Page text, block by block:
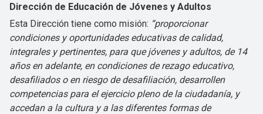
Dirección de Educación de Jóvenes y Adultos
Esta Dirección tiene como misión: “proporcionar
condiciones y oportunidades educativas de calidad,
integrales y pertinentes, para que jóvenes y adultos, de 14
años en adelante, en condiciones de rezago educativo,
desafiliados o en riesgo de desafiliación, desarrollen
competencias para el ejercicio pleno de la ciudadanía, y
accedan a la cultura y a las diferentes formas de